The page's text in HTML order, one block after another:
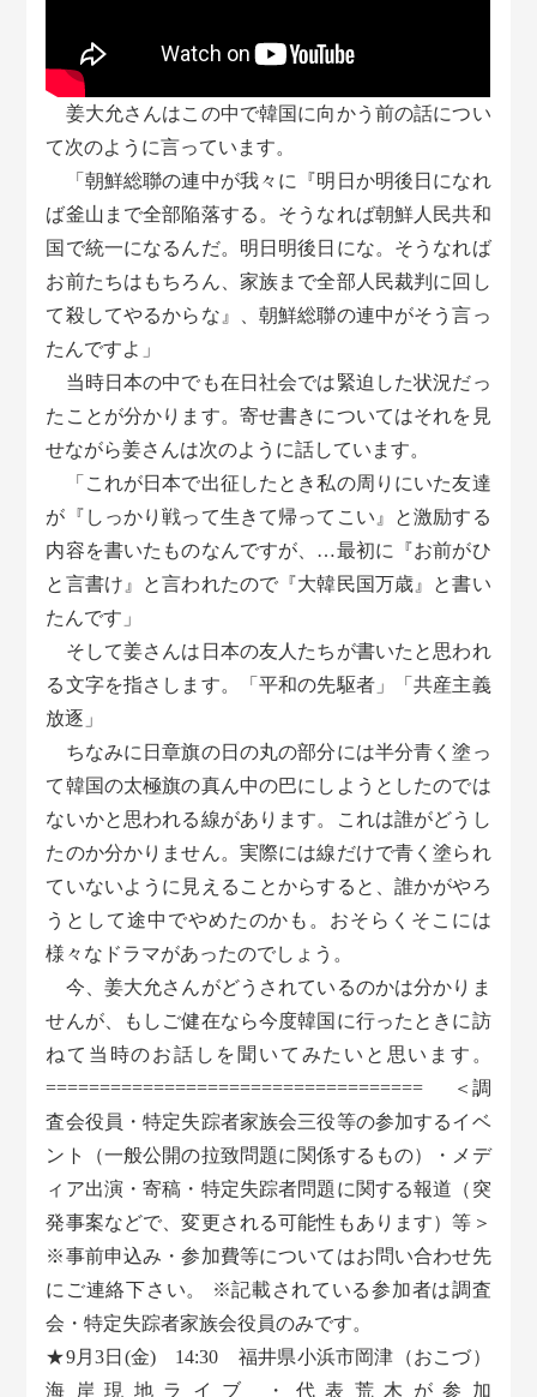
姜大允さんはこの中で韓国に向かう前の話につい
て次のように言っています。
「朝鮮総聯の連中が我々に『明日か明後日になれ
ば釜山まで全部陥落する。そうなれば朝鮮人民共和
国で統一になるんだ。明日明後日にな。そうなれば
お前たちはもちろん、家族まで全部人民裁判に回し
て殺してやるからな』、朝鮮総聯の連中がそう言っ
たんですよ」
当時日本の中でも在日社会では緊迫した状況だっ
たことが分かります。寄せ書きについてはそれを見
せながら姜さんは次のように話しています。
「これが日本で出征したとき私の周りにいた友達
が『しっかり戦って生きて帰ってこい』と激励する
内容を書いたものなんですが、…最初に『お前がひ
と言書け』と言われたので『大韓民国万歳』と書い
たんです」
そして姜さんは日本の友人たちが書いたと思われ
る文字を指さします。「平和の先駆者」「共産主義
放逐」
ちなみに日章旗の日の丸の部分には半分青く塗っ
て韓国の太極旗の真ん中の巴にしようとしたのでは
ないかと思われる線があります。これは誰がどうし
たのか分かりません。実際には線だけで青く塗られ
ていないように見えることからすると、誰かがやろ
うとして途中でやめたのかも。おそらくそこには
様々なドラマがあったのでしょう。
今、姜大允さんがどうされているのかは分かりま
せんが、もしご健在なら今度韓国に行ったときに訪
ねて当時のお話しを聞いてみたいと思います。
=================================== ＜調
査会役員・特定失踪者家族会三役等の参加するイベ
ント（一般公開の拉致問題に関係するもの）・メデ
ィア出演・寄稿・特定失踪者問題に関する報道（突
発事案などで、変更される可能性もあります）等＞
※事前申込み・参加費等についてはお問い合わせ先
にご連絡下さい。 ※記載されている参加者は調査
会・特定失踪者家族会役員のみです。
★9月3日(金) 14:30 福井県小浜市岡津（おこづ）
海岸現地ライブ ・代表荒木が参加